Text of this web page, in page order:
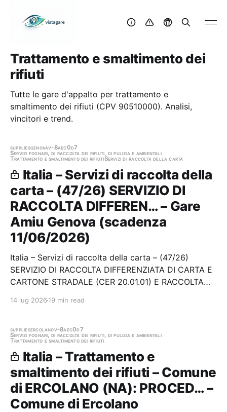
Trattamento e smaltimento dei
rifiuti
Tutte le gare d'appalto per trattamento e
smaltimento dei rifiuti (CPV 90510000). Analisi,
vincitori e trend.
suppliesgenovav-8aec0d7
Servizi fognari, di raccolta dei rifiuti, di pulizia e ambientali
Trattamento e smaltimento dei rifiutiServizi di raccolta della carta
Italia – Servizi di raccolta della
carta – (47/26) SERVIZIO DI
RACCOLTA DIFFEREN… – Gare
Amiu Genova (scadenza
11/06/2026)
Italia – Servizi di raccolta della carta – (47/26)
SERVIZIO DI RACCOLTA DIFFERENZIATA DI CARTA E
CARTONE STRADALE (CER 20.01.01) E RACCOLTA
CARTONE (CER 15.01.01) NEL TERRITORIO DEL
appaltante: Gare Amiu Genova Scadenza…
14 lug 2026 19 min read
suppliesercolanov-8aec0d7
Servizi fognari, di raccolta dei rifiuti, di pulizia e ambientali
Trattamento e smaltimento dei rifiuti
Italia – Trattamento e
smaltimento dei rifiuti – Comune
di ERCOLANO (NA): PROCED… –
Comune di Ercolano